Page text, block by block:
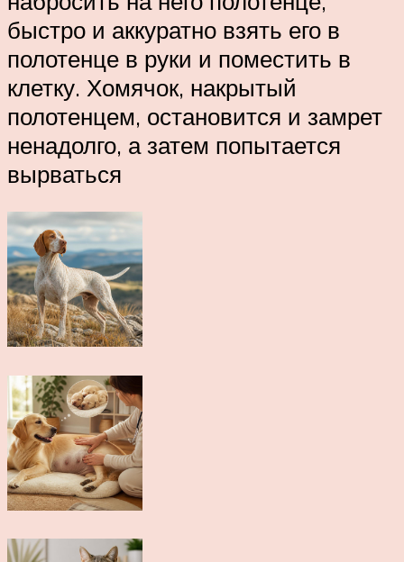
быстро и аккуратно взять его в
полотенце в руки и поместить в
клетку. Хомячок, накрытый
полотенцем, остановится и замрет
ненадолго, а затем попытается
вырваться